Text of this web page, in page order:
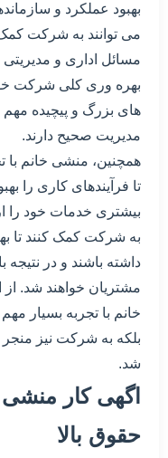
بهبود عملکرد و
می توانند به شرکت کمک
مسائل اداری و مدیریتی
بهره وری کلی شرکت
های بزرگ و پیچیده مهم
مدیریت صحیح دارند.
همچنین، منشی خانم با
تا فرآیندهای کاری را
بیشتری خدمات خود را
به شرکت کمک کنند تا
داشته باشند و در
مشتریان خواهند شد.
خانم با تجربه بسیار
بلکه به شرکت نیز منجر
شد.
اگهی کار منشی
حقوق بالا